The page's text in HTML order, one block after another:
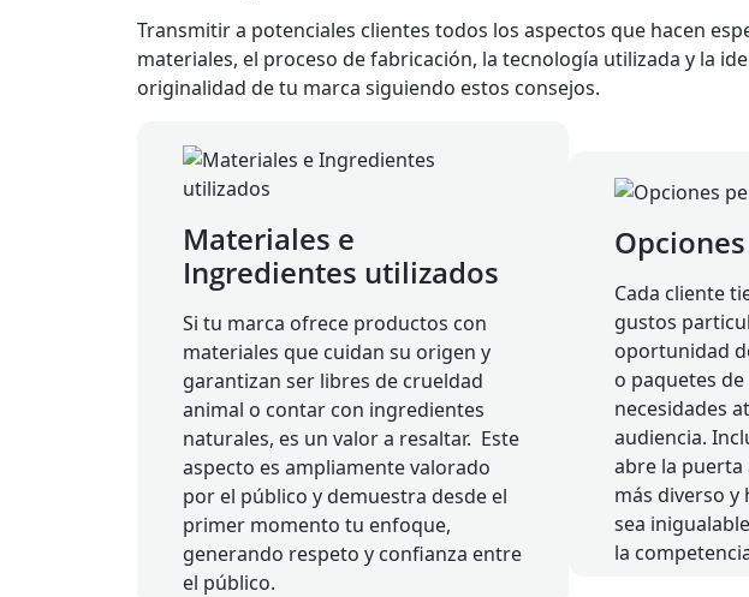
Transmitir a potenciales clientes todos los aspectos que hacen
materiales, el proceso de fabricación, la tecnología utilizada y la
originalidad de tu marca siguiendo estos consejos.
Materiales e
Ingredientes utilizados
Si tu marca ofrece productos con
materiales que cuidan su origen y
garantizan ser libres de crueldad
animal o contar con ingredientes
naturales, es un valor a resaltar. Este
aspecto es ampliamente valorado
por el público y demuestra desde el
primer momento tu enfoque,
generando respeto y confianza entre
el público.
Cada cliente
gustos
oportunidad
o paquetes
necesidades
audiencia.
abre la puerta
más diverso y
sea
la